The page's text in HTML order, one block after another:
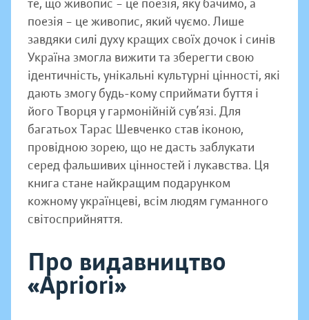
те, що живопис – це поезія, яку бачимо, а
поезія – це живопис, який чуємо. Лише
завдяки силі духу кращих своїх дочок і синів
Україна змогла вижити та зберегти свою
ідентичність, унікальні культурні цінності, які
дають змогу будь-кому сприймати буття і
його Творця у гармонійній сув’язі. Для
багатьох Тарас Шевченко став іконою,
провідною зорею, що не дасть заблукати
серед фальшивих цінностей і лукавства. Ця
книга стане найкращим подарунком
кожному українцеві, всім людям гуманного
світосприйняття.
Про видавництво
«Apriori»